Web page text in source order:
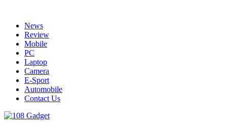
contentNews
Review
Mobile
PC
Laptop
Camera
E-Sport
Automobile
Contact Us